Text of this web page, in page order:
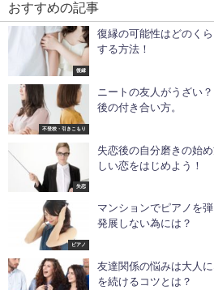
おすすめの記事
復縁
復縁の可能性はどのく
する方法！
不登校・引きこもり
ニートの友人がうざい
後の付き合い方。
失恋
失恋後の自分磨きの始
しい恋をはじめよう！
ピアノ
マンションでピアノを
発展しない為には？
友達関係の悩みは大人
を続けるコツとは？